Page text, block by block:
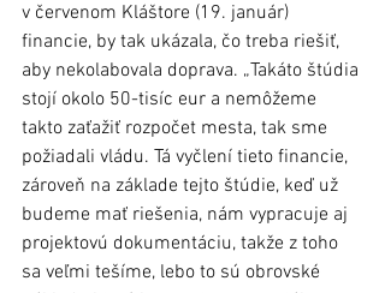
v červenom Kláštore (19. január)
financie, by tak ukázala, čo treba riešiť,
aby nekolabovala doprava. „Takáto štúdia
stojí okolo 50-tisíc eur a nemôžeme
takto zaťažiť rozpočet mesta, tak sme
požiadali vládu. Tá vyčlení tieto financie,
zároveň na základe tejto štúdie, keď už
budeme mať riešenia, nám vypracuje aj
projektovú dokumentáciu, takže z toho
sa veľmi tešíme, lebo to sú obrovské